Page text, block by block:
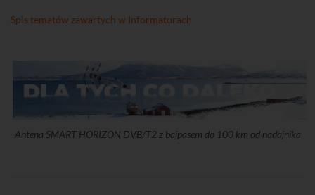
Spis tematów zawartych w Informatorach
Antena SMART HORIZON DVB/T2 z bajpasem do 100 km od nadajnika